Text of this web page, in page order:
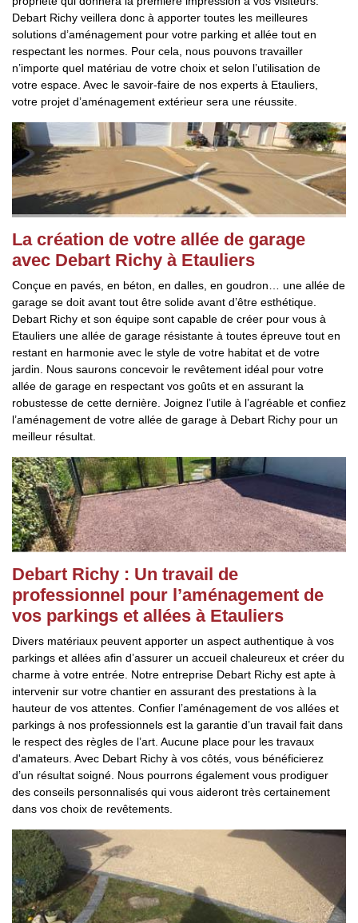
Debart Richy veillera donc à apporter toutes les meilleures
solutions d’aménagement pour votre parking et allée tout en
respectant les normes. Pour cela, nous pouvons travailler
n’importe quel matériau de votre choix et selon l’utilisation de
votre espace. Avec le savoir-faire de nos experts à Etauliers,
votre projet d’aménagement extérieur sera une réussite.
La création de votre allée de garage
avec Debart Richy à Etauliers
Conçue en pavés, en béton, en dalles, en goudron… une allée de
garage se doit avant tout être solide avant d’être esthétique.
Debart Richy et son équipe sont capable de créer pour vous à
Etauliers une allée de garage résistante à toutes épreuve tout en
restant en harmonie avec le style de votre habitat et de votre
jardin. Nous saurons concevoir le revêtement idéal pour votre
allée de garage en respectant vos goûts et en assurant la
robustesse de cette dernière. Joignez l’utile à l’agréable et confiez
l’aménagement de votre allée de garage à Debart Richy pour un
meilleur résultat.
Debart Richy : Un travail de
professionnel pour l’aménagement de
vos parkings et allées à Etauliers
Divers matériaux peuvent apporter un aspect authentique à vos
parkings et allées afin d’assurer un accueil chaleureux et créer du
charme à votre entrée. Notre entreprise Debart Richy est apte à
intervenir sur votre chantier en assurant des prestations à la
hauteur de vos attentes. Confier l’aménagement de vos allées et
parkings à nos professionnels est la garantie d’un travail fait dans
le respect des règles de l’art. Aucune place pour les travaux
d'amateurs. Avec Debart Richy à vos côtés, vous bénéficierez
d’un résultat soigné. Nous pourrons également vous prodiguer
des conseils personnalisés qui vous aideront très certainement
dans vos choix de revêtements.